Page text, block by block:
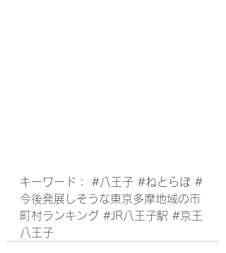
キーワード： #八王子 #ねとらぼ #
今後発展しそうな東京多摩地域の市
町村ランキング #JR八王子駅 #京王
八王子